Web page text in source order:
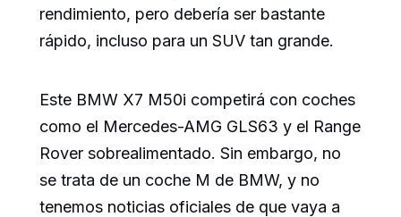
rendimiento, pero debería ser bastante
rápido, incluso para un SUV tan grande.
Este BMW X7 M50i competirá con coches
como el Mercedes-AMG GLS63 y el Range
Rover sobrealimentado. Sin embargo, no
se trata de un coche M de BMW, y no
tenemos noticias oficiales de que vaya a